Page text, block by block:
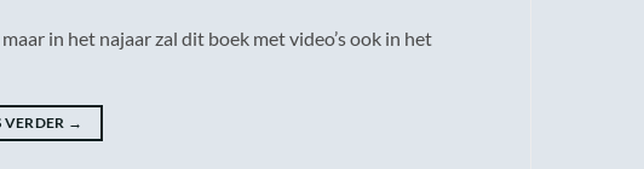
in het najaar zal dit boek met video’s ook in het
VERDER →